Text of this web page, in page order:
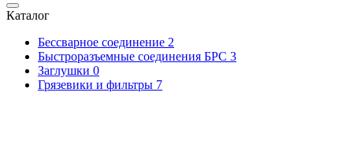
Каталог
Бессварное соединение 2
Быстроразъемные соединения БРС 3
Заглушки 0
Грязевики и фильтры 7